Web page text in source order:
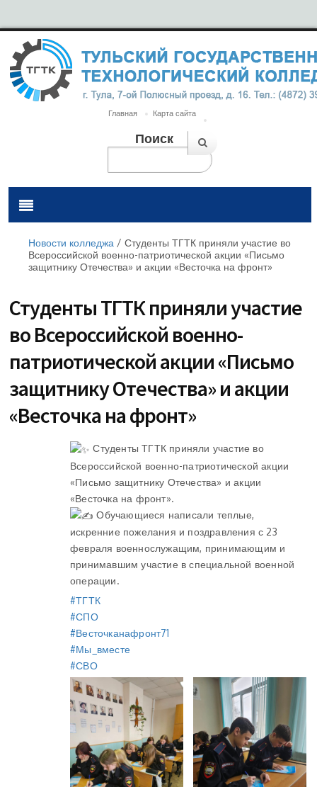
Главная Карта сайта
Поиск
Новости колледжа / Студенты ТГТК приняли участие во
Всероссийской военно-патриотической акции «Письмо
защитнику Отечества» и акции «Весточка на фронт»
Студенты ТГТК приняли участие
во Всероссийской военно-
патриотической акции «Письмо
защитнику Отечества» и акции
«Весточка на фронт»
Студенты ТГТК приняли участие во
Всероссийской военно-патриотической акции
«Письмо защитнику Отечества» и акции
«Весточка на фронт».
Обучающиеся написали теплые,
искренние пожелания и поздравления с 23
февраля военнослужащим, принимающим и
принимавшим участие в специальной военной
операции.
#ТГТК
#СПО
#Весточканафронт71
#Мы_вместе
#СВО